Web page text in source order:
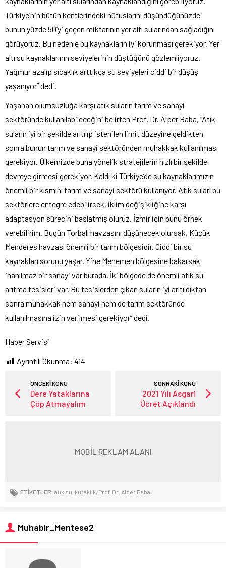
Türkiye’nin bütün kentlerindeki nüfuslarını düşündüğünüzde
bunun yüzde 50’yi geçen miktarının yer altı sularından sağladığını
görüyoruz. Bu nedenle bu kaynakların iyi korunması gerekiyor. Yer
altı su kaynaklarının seviyelerinin düştüğünü gözlemliyoruz.
Yağmur azalıp sıcaklık arttıkça su seviyeleri ciddi bir düşüş
yaşanıyor” dedi.
Yaşanan olumsuzluğa karşı atık suların tarım ve sanayi
sektöründe kullanılabileceğini belirten Prof. Dr. Alper Baba, “Atık
suların iyi bir şekilde arıtılıp istenilen limit düzeyine geldikten
sonra bunun tarım ve sanayi sektöründen muhakkak kullanılması
gerekiyor. Ülkemizde buna yönelik stratejilerin hızlı bir şekilde
devreye girmesi gerekiyor. Kaldı ki Türkiye’de su kaynaklarımızın
önemli bir kısmını tarım ve sanayi sektörü kullanıyor. Atık suları bu
sektörlere entegre edebilirsek, iklim değişikliğine karşı
adaptasyon sürecini başlatmış oluruz. İzmir için bunu örnek
verebilirim. Bugün Torbalı havzasını düşünecek olursak, Küçük
Menderes havzası önemli bir tarım bölgesidir. Ciddi bir su
kaynakları sorunu yaşar. Yine Menemen bölgesine bakarsak
inanılmaz bir sanayi var burada. İki bölgede de önemli atık su
arıtma tesisleri var. Bu tesislerden çıkan suların iyi arıtıldıktan
sonra muhakkak hem sanayi hem de tarım sektöründe
kullanılmasına izin verilmesi gerekiyor” dedi.
Haber Servisi
Ayrıntılı Okunma: 414
ÖNCEKİ KONU
Dere Yataklarına
Çöp Atmayalım
SONRAKİ KONU
2021 Yılı Asgari
Ücret Açıklandı
MOBİL REKLAM ALANI
ETİKETLER: atık su, kuraklık, Prof. Dr. Alper Baba
Muhabir_Mentese2